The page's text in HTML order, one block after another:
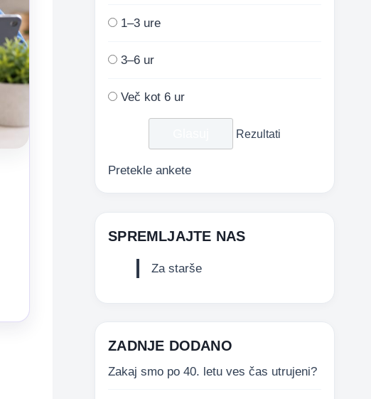
1–3 ure
3–6 ur
Več kot 6 ur
Rezultati
Pretekle ankete
SPREMLJAJTE NAS
Za starše
ZADNJE DODANO
Zakaj smo po 40. letu ves čas utrujeni?